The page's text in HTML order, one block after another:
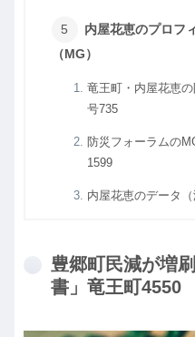
内屋花恵のプロフ
（MG）
竜王町・内屋花恵
号735
防災フォーラムの
1599
内屋花恵のデータ
豊郷町民減が増
書」竜王町4550